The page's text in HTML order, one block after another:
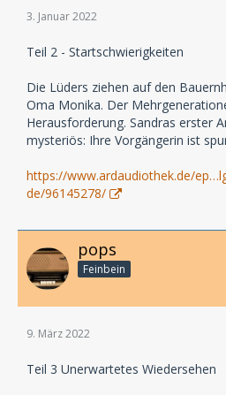
3. Januar 2022
Teil 2 - Startschwierigkeiten
Die Lüders ziehen auf den
Oma Monika. Der
Herausforderung. Sandras erster
mysteriös: Ihre Vorgängerin ist
https://www.ardaudiothek.de/
de/96145278/
pops
Feinbein
9. März 2022
Teil 3 Unerwartetes Wiedersehen